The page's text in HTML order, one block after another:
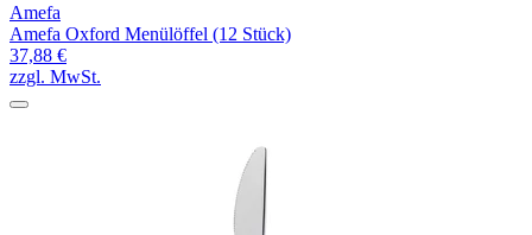
Amefa
Amefa Oxford Menülöffel (12 Stück)
37,88 €
zzgl. MwSt.